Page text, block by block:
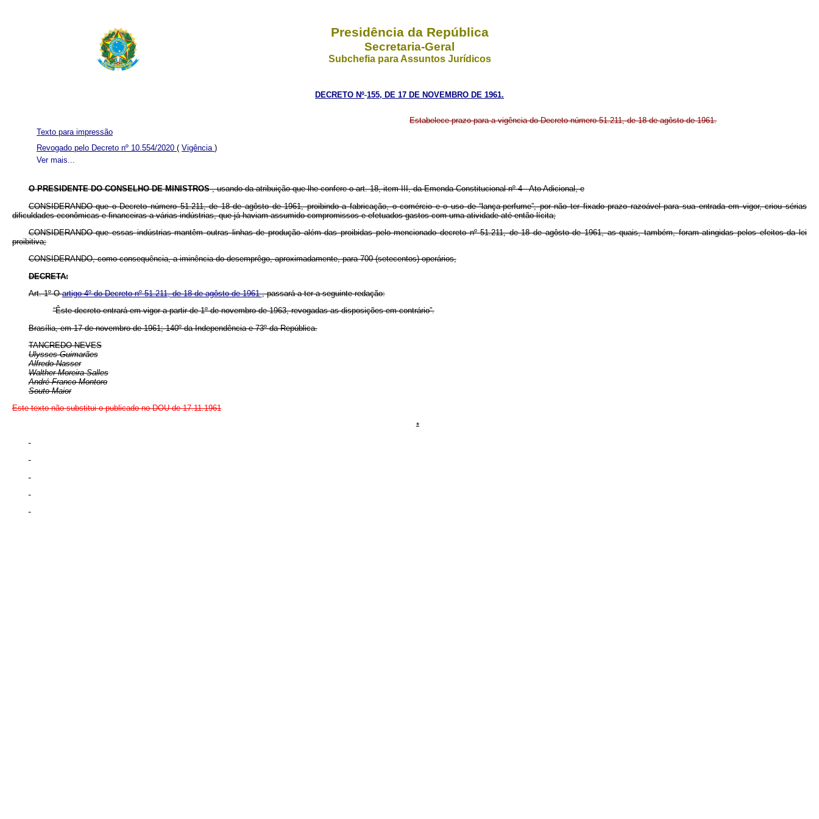
Presidência da República
Secretaria-Geral
Subchefia para Assuntos Jurídicos
DECRETO Nº 155, DE 17 DE NOVEMBRO DE 1961.
Estabelece prazo para a vigência do Decreto número 51.211, de 18 de agôsto de 1961.
Ver mais...
Texto para impressão
Revogado pelo Decreto nº 10.554/2020 ( Vigência )
O PRESIDENTE DO CONSELHO DE MINISTROS, usando da atribuição que lhe confere o art. 18, item III, da Emenda Constitucional nº 4 - Ato Adicional, e
CONSIDERANDO que o Decreto número 51.211, de 18 de agôsto de 1961, proibindo a fabricação, o comércio e o uso de “lança-perfume”, por não ter fixado prazo razoável para sua entrada em vigor, criou sérias
dificuldades econômicas e financeiras a várias indústrias, que já haviam assumido compromissos e efetuados gastos com uma atividade até então lícita;
CONSIDERANDO que essas indústrias mantêm outras linhas de produção além das proibidas pelo mencionado decreto nº 51.211, de 18 de agôsto de 1961, as quais, também, foram atingidas pelos efeitos da lei
proibitiva;
CONSIDERANDO, como consequência, a iminência do desemprêgo, aproximadamente, para 700 (setecentos) operários,
DECRETA:
Art. 1º Oartigo 4º do Decreto nº 51.211, de 18 de agôsto de 1961, passará a ter a seguinte redação:
“Êste decreto entrará em vigor a partir de 1º de novembro de 1963, revogadas as disposições em contrário”.
Brasília, em 17 de novembro de 1961; 140º da Independência e 73º da República.
TANCREDO NEVES
Ulysses Guimarães
Alfredo Nasser
Walther Moreira Salles
André Franco Montoro
Souto Maior
Este texto não substitui o publicado no DOU de 17.11.1961
*